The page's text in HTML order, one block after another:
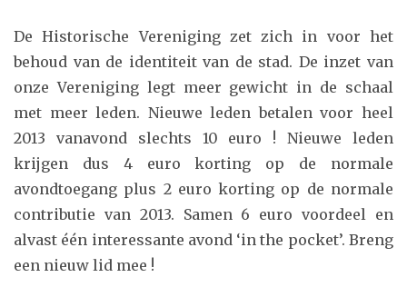
De Historische Vereniging zet zich in voor het
behoud van de identiteit van de stad. De inzet van
onze Vereniging legt meer gewicht in de schaal
met meer leden. Nieuwe leden betalen voor heel
2013 vanavond slechts 10 euro ! Nieuwe leden
krijgen dus 4 euro korting op de normale
avondtoegang plus 2 euro korting op de normale
contributie van 2013. Samen 6 euro voordeel en
alvast één interessante avond ‘in the pocket’. Breng
een nieuw lid mee !